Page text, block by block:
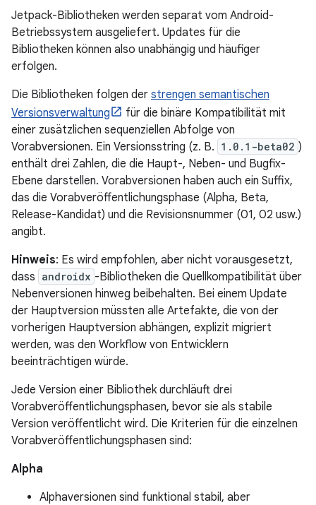
Jetpack-Bibliotheken werden separat vom Android-
Betriebssystem ausgeliefert. Updates für die
Bibliotheken können also unabhängig und häufiger
erfolgen.
Die Bibliotheken folgen der strengen semantischen
Versionsverwaltung
für die binäre Kompatibilität mit
einer zusätzlichen sequenziellen Abfolge von
Vorabversionen. Ein Versionsstring (z. B. 1.0.1-beta02 )
enthält drei Zahlen, die die Haupt-, Neben- und Bugfix-
Ebene darstellen. Vorabversionen haben auch ein Suffix,
das die Vorabveröffentlichungsphase (Alpha, Beta,
Release-Kandidat) und die Revisionsnummer (01, 02 usw.)
angibt.
Hinweis: Es wird empfohlen, aber nicht vorausgesetzt,
dass androidx -Bibliotheken die Quellkompatibilität über
Nebenversionen hinweg beibehalten. Bei einem Update
der Hauptversion müssten alle Artefakte, die von der
vorherigen Hauptversion abhängen, explizit migriert
werden, was den Workflow von Entwicklern
beeinträchtigen würde.
Jede Version einer Bibliothek durchläuft drei
Vorabveröffentlichungsphasen, bevor sie als stabile
Version veröffentlicht wird. Die Kriterien für die einzelnen
Vorabveröffentlichungsphasen sind:
Alpha
Alphaversionen sind funktional stabil, aber